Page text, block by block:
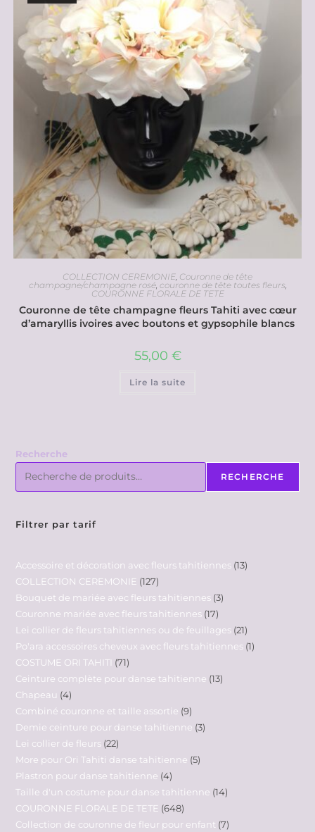
COLLECTION CEREMONIE, Couronne de tête
champagne/champagne rosé, couronne de tête toutes fleurs,
COURONNE FLORALE DE TETE
Couronne de tête champagne fleurs Tahiti avec cœur
d’amaryllis ivoires avec boutons et gypsophile blancs
55,00 €
Lire la suite
Recherche
RECHERCHE
Filtrer par tarif
Accessoire et décoration avec fleurs tahitiennes 13
COLLECTION CEREMONIE 127
Bouquet de mariée avec fleurs tahitiennes 3
Couronne mariée avec fleurs tahitiennes 17
Lei collier de fleurs tahitiennes ou de feuillages 21
Po'ara accessoires cheveux avec fleurs tahitiennes 1
COSTUME ORI TAHITI
71
Ceinture complète pour danse tahitienne 13
Chapeau 4
Combiné couronne et taille assortie 9
Demie ceinture pour danse tahitienne 3
Lei collier de fleurs 22
More pour Ori Tahiti danse tahitienne 5
Plastron pour danse tahitienne 4
Taille d'un costume pour danse tahitienne 14
COURONNE FLORALE DE TETE 648
Collection de couronne de fleur pour enfant 7